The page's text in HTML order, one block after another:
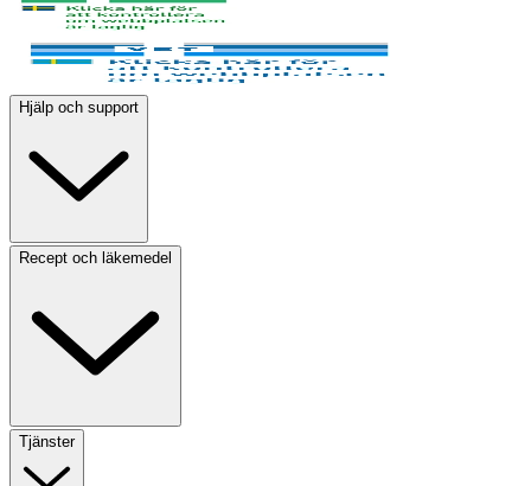
Hjälp och support
Recept och läkemedel
Tjänster